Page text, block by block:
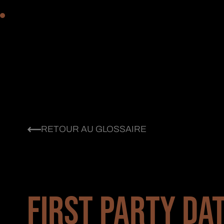
RETOUR AU GLOSSAIRE
FIRST PARTY